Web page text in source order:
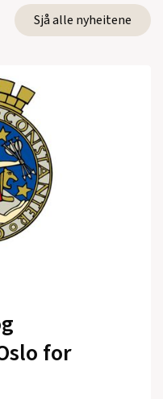
Sjå alle nyheitene
for